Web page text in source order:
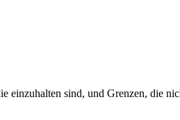
einzuhalten sind, und Grenzen, die